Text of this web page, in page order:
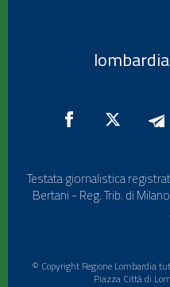
Testata giornalistica
Bertani - Reg. Trib. di
© Copyright Regione Lombardia
Piazza Città di